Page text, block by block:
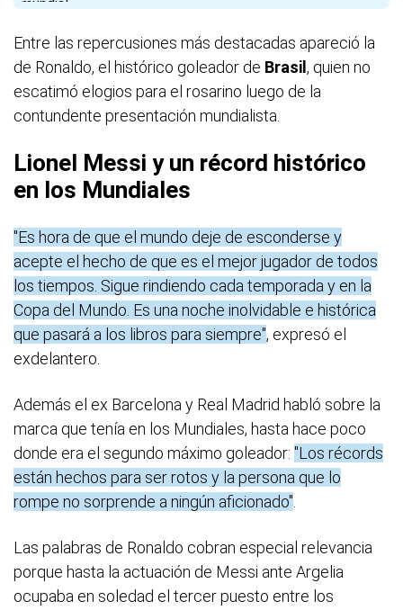
Entre las repercusiones más destacadas apareció la
de Ronaldo, el histórico goleador de Brasil , quien no
escatimó elogios para el rosarino luego de la
contundente presentación mundialista.
Lionel Messi y un récord histórico
en los Mundiales
"Es hora de que el mundo deje de esconderse y
acepte el hecho de que es el mejor jugador de todos
los tiempos. Sigue rindiendo cada temporada y en la
Copa del Mundo. Es una noche inolvidable e histórica
que pasará a los libros para siempre", expresó el
exdelantero.
Además el ex Barcelona y Real Madrid habló sobre la
marca que tenía en los Mundiales, hasta hace poco
donde era el segundo máximo goleador: "Los récords
están hechos para ser rotos y la persona que lo
rompe no sorprende a ningún aficionado"
Las palabras de Ronaldo cobran especial relevancia
porque hasta la actuación de Messi ante Argelia
ocupaba en soledad el tercer puesto entre los